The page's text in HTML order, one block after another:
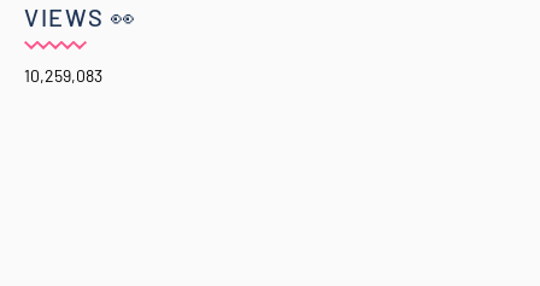
VIEWS 👀
10,259,083